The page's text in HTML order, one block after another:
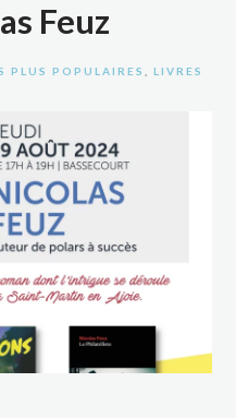
Feuz
PLUS POPULAIRES ,LIVRES